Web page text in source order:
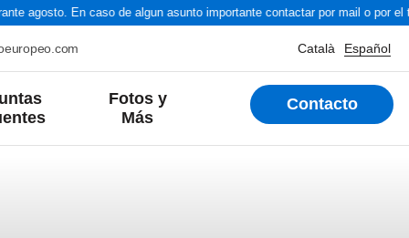
agosto. En caso de algun asunto importante contactar por mail o por el
Català Español
Fotos y
Más
Contacto